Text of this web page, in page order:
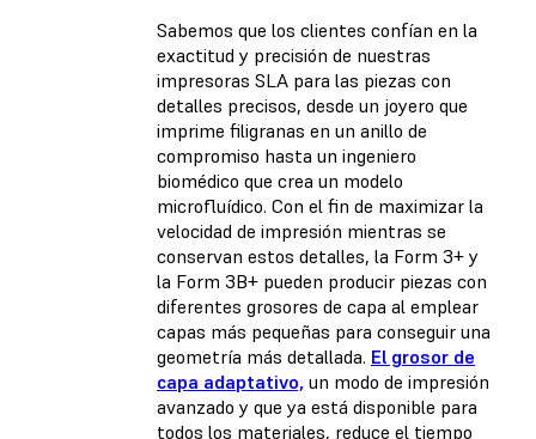
Sabemos que los clientes confían en la
exactitud y precisión de nuestras
impresoras SLA para las piezas con
detalles precisos, desde un joyero que
imprime filigranas en un anillo de
compromiso hasta un ingeniero
biomédico que crea un modelo
microfluídico. Con el fin de maximizar la
velocidad de impresión mientras se
conservan estos detalles, la Form 3+ y
la Form 3B+ pueden producir piezas con
diferentes grosores de capa al emplear
capas más pequeñas para conseguir una
geometría más detallada. El grosor de
capa adaptativo, un modo de impresión
avanzado y que ya está disponible para
todos los materiales, reduce el tiempo